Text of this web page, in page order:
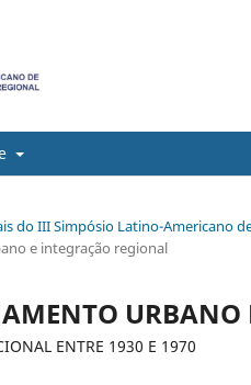
do III Simpósio Latino-Americano
e integração regional
ENTRE 1930 E 1970